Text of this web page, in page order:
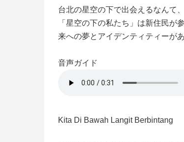
台北の星空の下で出会えるなんて
「星空の下の私たち」は新住民
来への夢とアイデンティティーが
音声ガイド
Kita Di Bawah Langit Berbintang